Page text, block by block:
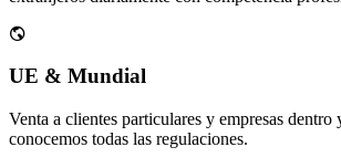
UE & Mundial
Venta a clientes particulares y empresas
conocemos todas las regulaciones.